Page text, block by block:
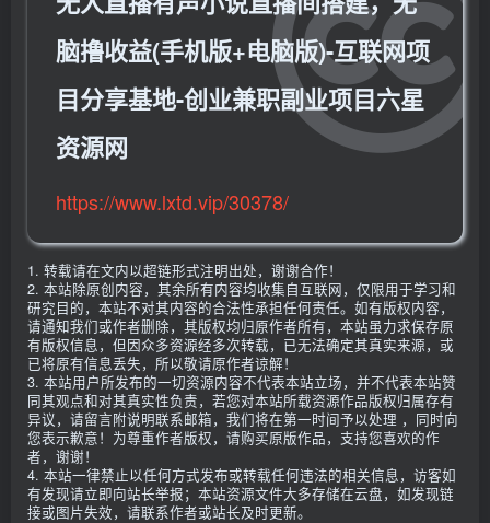
脑撸收益(手机版+电脑版)-互联网项
目分享基地-创业兼职副业项目六星
资源网
https://www.lxtd.vip/30378/
1. 转载请在文内以超链形式注明出处，谢谢合作！
2. 本站除原创内容，其余所有内容均收集自互联网，仅限用于学习和
研究目的，本站不对其内容的合法性承担任何责任。如有版权内容，
请通知我们或作者删除，其版权均归原作者所有，本站虽力求保存原
有版权信息，但因众多资源经多次转载，已无法确定其真实来源，或
已将原有信息丢失，所以敬请原作者谅解！
3. 本站用户所发布的一切资源内容不代表本站立场，并不代表本站赞
同其观点和对其真实性负责，若您对本站所载资源作品版权归属存有
异议，请留言附说明联系邮箱，我们将在第一时间予以处理 ，同时向
您表示歉意！为尊重作者版权，请购买原版作品，支持您喜欢的作
者，谢谢！
4. 本站一律禁止以任何方式发布或转载任何违法的相关信息，访客如
有发现请立即向站长举报；本站资源文件大多存储在云盘，如发现链
接或图片失效，请联系作者或站长及时更新。